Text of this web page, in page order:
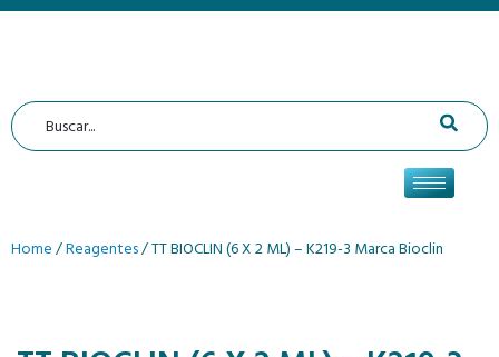
Home/Reagentes/ TT BIOCLIN (6 X 2 ML) – K219-3 Marca Bioclin